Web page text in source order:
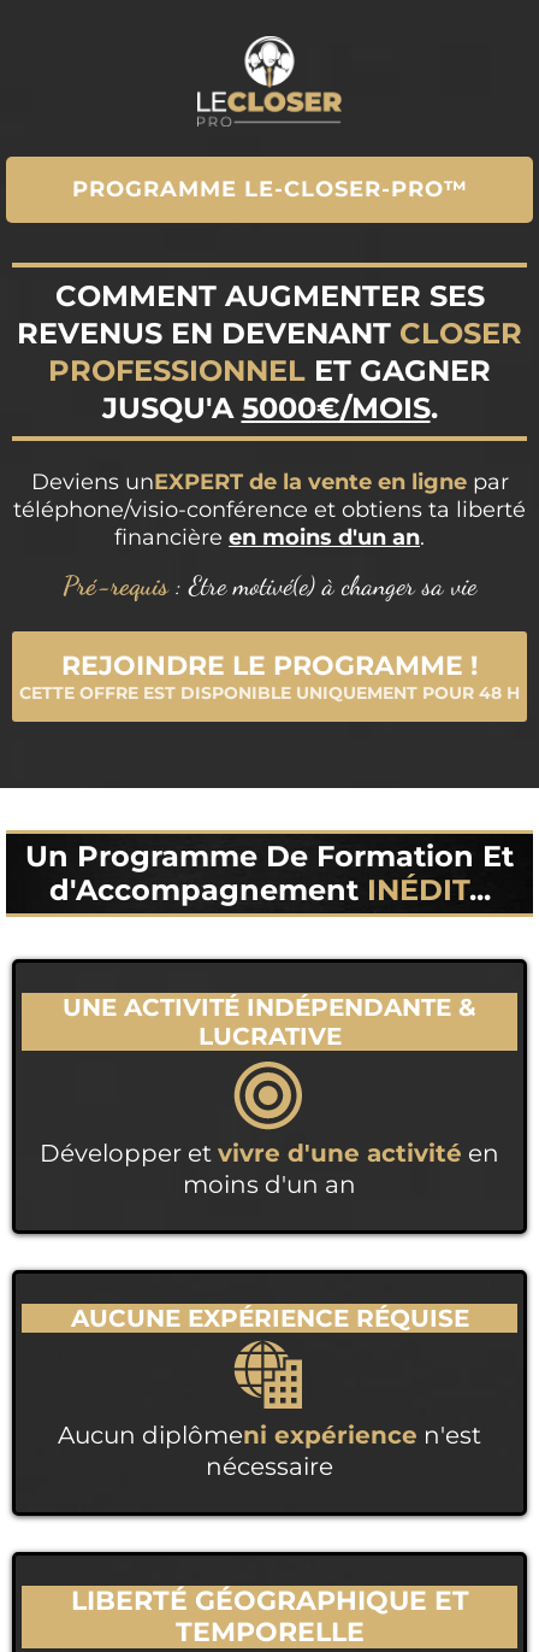
PROGRAMME LE-CLOSER-PRO™
COMMENT AUGMENTER SES
REVENUS EN DEVENANT CLOSER
PROFESSIONNEL ET GAGNER
JUSQU'A 5000€/MOIS.
Deviens unEXPERT de la vente en lignepar
téléphone/visio-conférence et obtiens ta liberté
financière en moins d'un an.
Pré-requis: Etre motivé(e) à changer sa vie
REJOINDRE LE PROGRAMME !
CETTE OFFRE EST DISPONIBLE UNIQUEMENT POUR 48 H
Un Programme De Formation Et
d'AccompagnementINÉDIT...
UNE ACTIVITÉ INDÉPENDANTE &
LUCRATIVE
Développer et vivre d'une activité en
moins d'un an
AUCUNE EXPÉRIENCE RÉQUISE
Aucun diplômeni expérience n'est
nécessaire
LIBERTÉ GÉOGRAPHIQUE ET
TEMPORELLE